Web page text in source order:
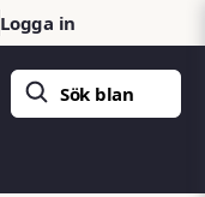
Logga in